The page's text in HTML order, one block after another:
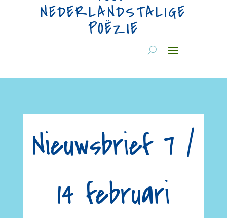
NEDERLANDSTALIGE
POËZIE
Nieuwsbrief 7 /
14 februari